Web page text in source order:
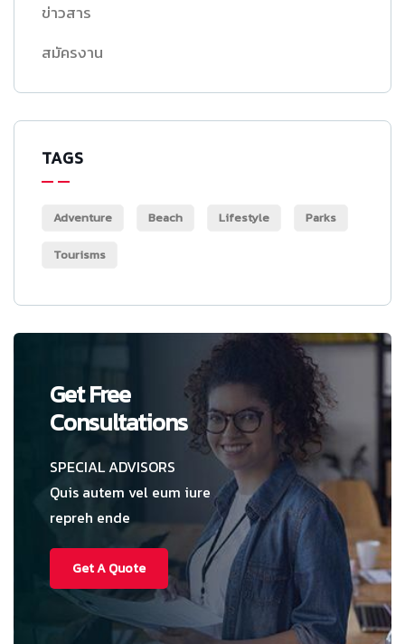
ข่าวสาร
สมัครงาน
TAGS
Adventure Beach Lifestyle Parks
Tourisms
Get Free
Consultations
SPECIAL ADVISORS
Quis autem vel eum iure
repreh ende
Get A Quote